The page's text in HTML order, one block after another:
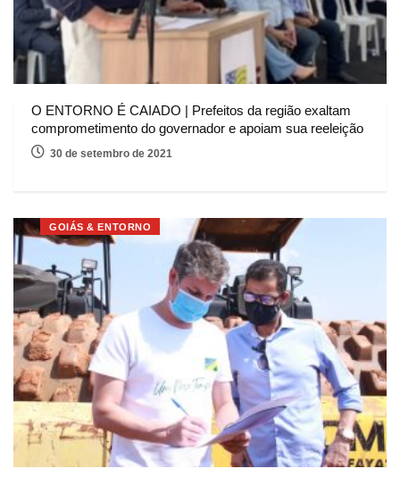
O ENTORNO É CAIADO | Prefeitos da região exaltam
comprometimento do governador e apoiam sua reeleição
30 de setembro de 2021
GOIÁS & ENTORNO